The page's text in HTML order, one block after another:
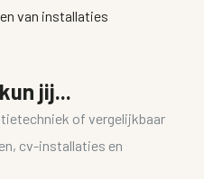
van installaties
jij...
of vergelijkbaar
cv-installaties en